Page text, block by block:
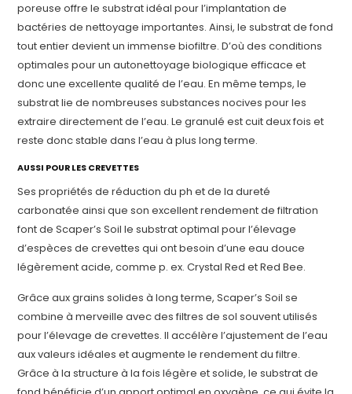
poreuse offre le substrat idéal pour l’implantation de
bactéries de nettoyage importantes. Ainsi, le substrat de fond
tout entier devient un immense biofiltre. D’où des conditions
optimales pour un autonettoyage biologique efficace et
donc une excellente qualité de l’eau. En même temps, le
substrat lie de nombreuses substances nocives pour les
extraire directement de l’eau. Le granulé est cuit deux fois et
reste donc stable dans l’eau à plus long terme.
AUSSI POUR LES CREVETTES
Ses propriétés de réduction du ph et de la dureté
carbonatée ainsi que son excellent rendement de filtration
font de Scaper’s Soil le substrat optimal pour l’élevage
d’espèces de crevettes qui ont besoin d’une eau douce
légèrement acide, comme p. ex. Crystal Red et Red Bee.
Grâce aux grains solides à long terme, Scaper’s Soil se
combine à merveille avec des filtres de sol souvent utilisés
pour l’élevage de crevettes. Il accélère l’ajustement de l’eau
aux valeurs idéales et augmente le rendement du filtre.
Grâce à la structure à la fois légère et solide, le substrat de